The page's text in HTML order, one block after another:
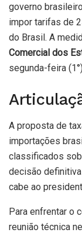
governo
impor tarifas de
do Brasil. A
Comercial dos
segunda-feira
A proposta de
importações
classificados sob
decisão
cabe ao
Para enfrentar o
reunião técnica